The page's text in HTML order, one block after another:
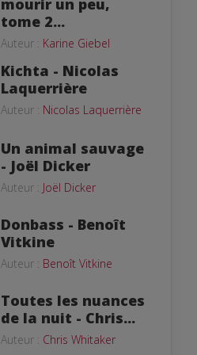
tome 2...
Auteur : Karine Giebel
Kichta - Nicolas
Laquerrière
Auteur : Nicolas Laquerrière
Un animal sauvage
- Joël Dicker
Auteur : Joël Dicker
Donbass - Benoît
Vitkine
Auteur : Benoît Vitkine
Toutes les nuances
de la nuit - Chris...
Auteur : Chris Whitaker